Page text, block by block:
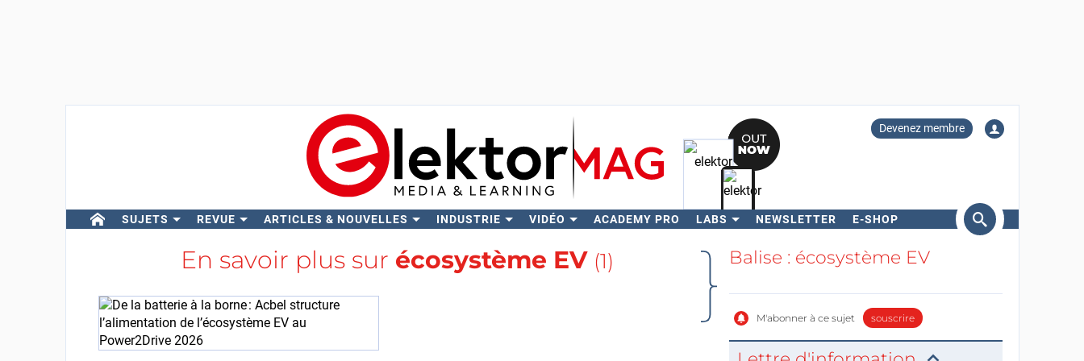
Devenez membre
SUJETS REVUE ARTICLES & NOUVELLES INDUSTRIE VIDÉO ACADEMY PRO LABS NEWSLETTER E-SHOP
Rechercher
En savoir plus sur écosystème EV (1) Balise : écosystème EV
M'abonner à ce sujet souscrire